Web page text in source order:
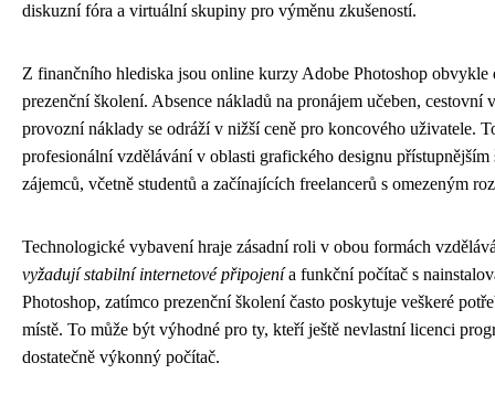
diskuzní fóra a virtuální skupiny pro výměnu zkušeností.
Z finančního hlediska jsou online kurzy Adobe Photoshop obvykle
prezenční školení. Absence nákladů na pronájem učeben, cestovní
provozní náklady se odráží v nižší ceně pro koncového uživatele.
profesionální vzdělávání v oblasti grafického designu přístupnějším
zájemců, včetně studentů a začínajících freelancerů s omezeným
Technologické vybavení hraje zásadní roli v obou formách
vyžadují stabilní internetové připojenía funkční počítač s
Photoshop, zatímco prezenční školení často poskytuje veškeré
místě. To může být výhodné pro ty, kteří ještě nevlastní licenci
dostatečně výkonný počítač.